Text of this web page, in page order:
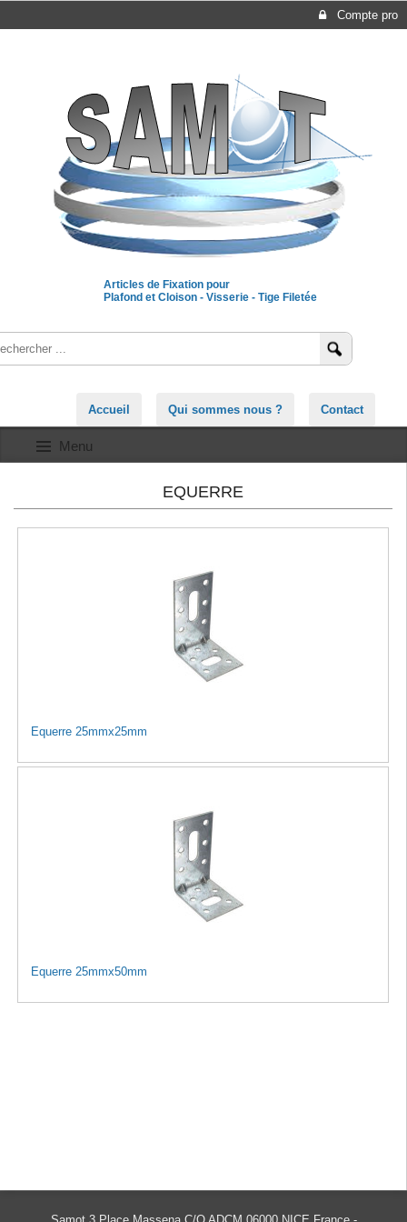
Compte pro
Articles de Fixation pour
Plafond et Cloison - Visserie - Tige Filetée
Accueil Qui sommes nous ? Contact
Menu
EQUERRE
Equerre 25mmx25mm
Equerre 25mmx50mm